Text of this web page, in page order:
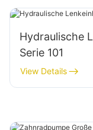
Hydraulische
Serie 101
View Details